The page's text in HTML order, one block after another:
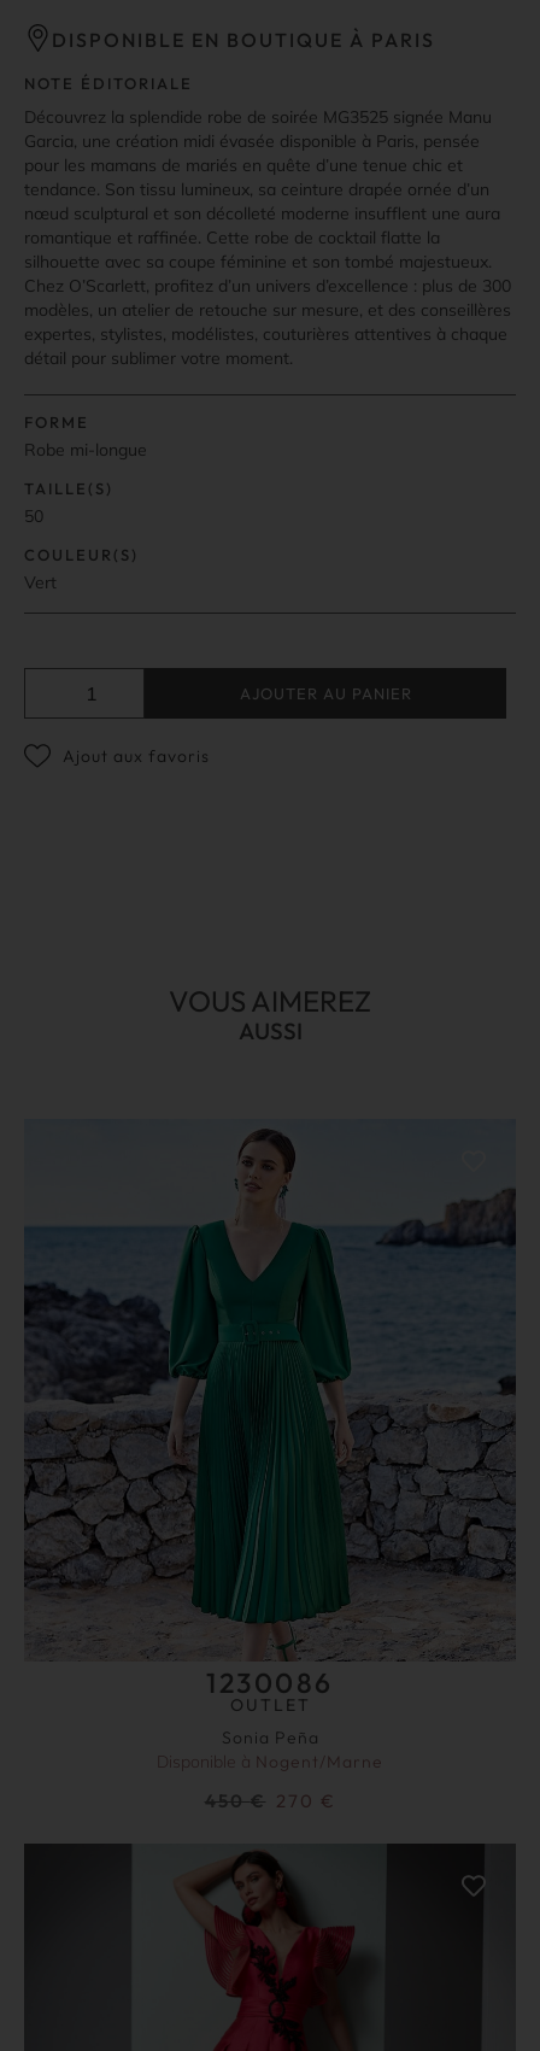
DISPONIBLE EN BOUTIQUE À PARIS
NOTE ÉDITORIALE
Découvrez la splendide robe de soirée MG3525 signée Manu
Garcia, une création midi évasée disponible à Paris, pensée
pour les mamans de mariés en quête d’une tenue chic et
tendance. Son tissu lumineux, sa ceinture drapée ornée d’un
nœud sculptural et son décolleté moderne insufflent une aura
romantique et raffinée. Cette robe de cocktail flatte la
silhouette avec sa coupe féminine et son tombé majestueux.
Chez O’Scarlett, profitez d’un univers d’excellence : plus de 300
modèles, un atelier de retouche sur mesure, et des conseillères
expertes, stylistes, modélistes, couturières attentives à chaque
détail pour sublimer votre moment.
FORME
Robe mi-longue
TAILLE(S)
50
COULEUR(S)
Vert
AJOUTER AU PANIER
Ajout aux favoris
VOUS AIMEREZ
AUSSI
1230086
OUTLET
Sonia Peña
Disponible à Nogent/Marne
450€ 270 €